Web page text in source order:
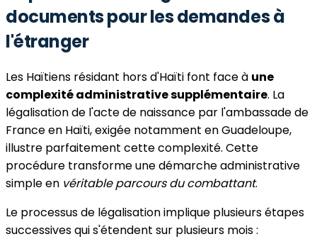
documents pour les demandes à
l'étranger
Les Haïtiens résidant hors d'Haïti font face à une
complexité administrative supplémentaire. La
légalisation de l'acte de naissance par l'ambassade de
France en Haïti, exigée notamment en Guadeloupe,
illustre parfaitement cette complexité. Cette
procédure transforme une démarche administrative
simple en véritable parcours du combattant.
Le processus de légalisation implique plusieurs étapes
successives qui s'étendent sur plusieurs mois :